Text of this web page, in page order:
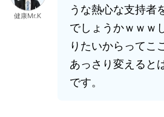
健康Mr.K
うな熱心な支持者
でしょうかｗｗｗ
りたいからってこ
あっさり変えると
です。